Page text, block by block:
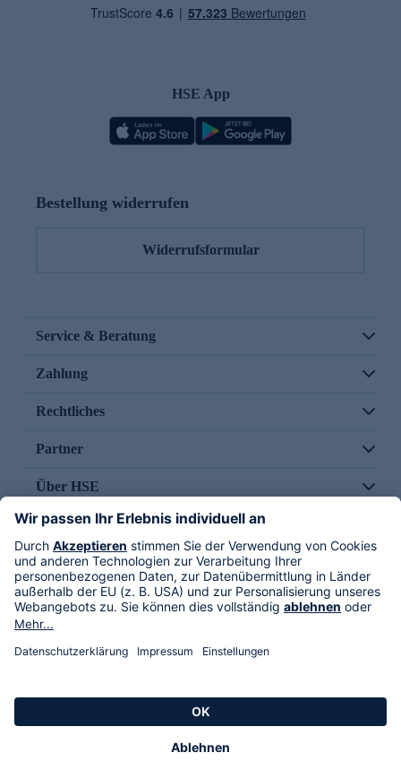
HSE App
Bestellung widerrufen
Widerrufsformular
Service & Beratung
Zahlung
Rechtliches
Partner
Über HSE
Im TV
HSE International